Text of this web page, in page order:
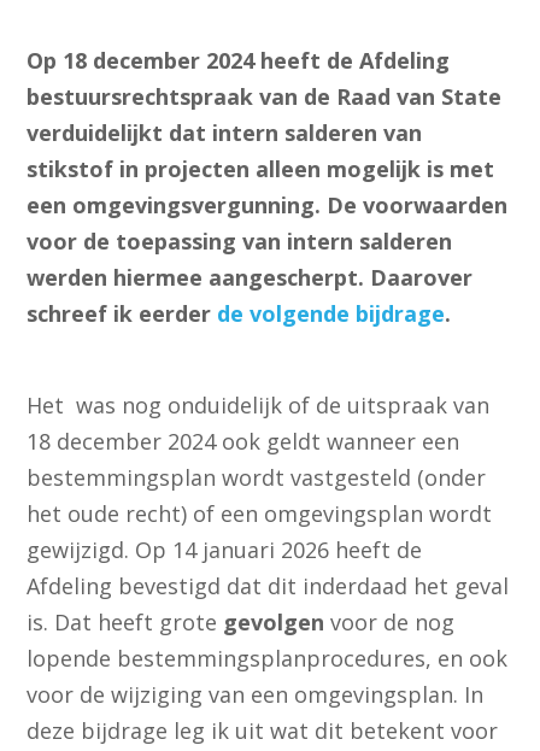
Op 18 december 2024 heeft de Afdeling
bestuursrechtspraak van de Raad van State
verduidelijkt dat intern salderen van
stikstof in projecten alleen mogelijk is met
een omgevingsvergunning. De voorwaarden
voor de toepassing van intern salderen
werden hiermee aangescherpt. Daarover
schreef ik eerder de volgende bijdrage.
Het was nog onduidelijk of de uitspraak van
18 december 2024 ook geldt wanneer een
bestemmingsplan wordt vastgesteld (onder
het oude recht) of een omgevingsplan wordt
gewijzigd. Op 14 januari 2026 heeft de
Afdeling bevestigd dat dit inderdaad het geval
is. Dat heeft grote gevolgenvoor de nog
lopende bestemmingsplanprocedures, en ook
voor de wijziging van een omgevingsplan. In
deze bijdrage leg ik uit wat dit betekent voor